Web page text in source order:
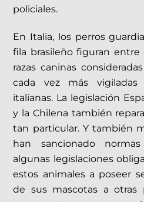
policiales.
En Italia, los perros
fila brasileño figuran
razas caninas
cada vez más
italianas. La legislación
y la Chilena también
tan particular. Y también
han sancionado
algunas legislaciones
estos animales a poseer
de sus mascotas a otras